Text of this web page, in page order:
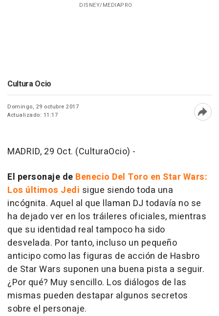
DISNEY/MEDIAPRO
Cultura Ocio
Domingo, 29 octubre 2017
Actualizado: 11:17
MADRID, 29 Oct. (CulturaOcio) -
El personaje de Benecio Del Toro en Star Wars:
Los últimos Jedi sigue siendo toda una
incógnita. Aquel al que llaman DJ todavía no se
ha dejado ver en los tráileres oficiales, mientras
que su identidad real tampoco ha sido
desvelada. Por tanto, incluso un pequeño
anticipo como las figuras de acción de Hasbro
de Star Wars suponen una buena pista a seguir.
¿Por qué? Muy sencillo. Los diálogos de las
mismas pueden destapar algunos secretos
sobre el personaje.